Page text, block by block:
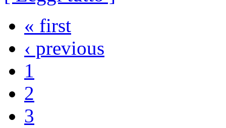
« first
‹ previous
1
2
3